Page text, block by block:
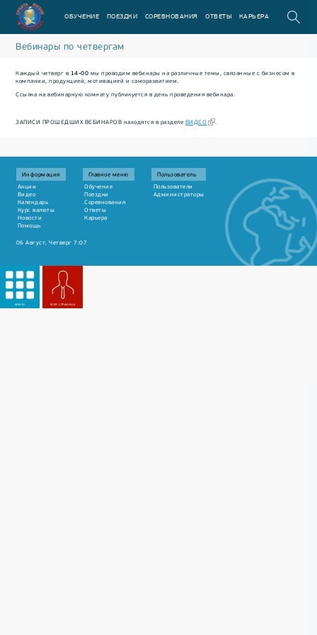
ОБУЧЕНИЕ ПОЕЗДКИ СОРЕВНОВАНИЯ ОТВЕТЫ КАРЬЕРА
Вебинары по четвергам
Каждый четверг в 14-00 мы проводим вебинары на различные темы, связанные с бизнесом в
компании, продукцией, мотивацией и саморазвитием.
Ссылка на вебинарную комнату публикуется в день проведения вебинара.
ЗАПИСИ ПРОШЕДШИХ ВЕБИНАРОВ находятся в разделе ВИДЕО
Информация
Акции
Видео
Календарь
Курс валюты
Новости
Помощь
Главное меню
Обучение
Поездки
Соревнования
Ответы
Карьера
Пользователь
Пользователи
Администраторы
06 Август, Четверг 7:07
МЕНЮ МОЯ СТРАНИЦА